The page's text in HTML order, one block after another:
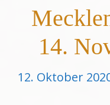
14.
12. Oktober